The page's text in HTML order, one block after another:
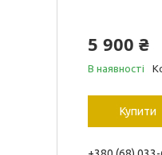
5 900 ₴
В наявності
Купити